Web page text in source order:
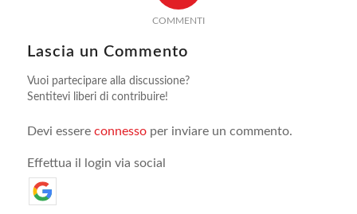
COMMENTI
Lascia un Commento
Vuoi partecipare alla discussione?
Sentitevi liberi di contribuire!
Devi essere connessoper inviare un commento.
Effettua il login via social